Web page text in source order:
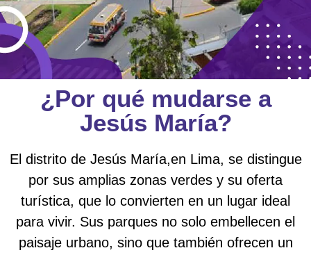
¿Por qué mudarse a
Jesús María?
El distrito de Jesús María,en Lima, se distingue
por sus amplias zonas verdes y su oferta
turística, que lo convierten en un lugar ideal
para vivir. Sus parques no solo embellecen el
paisaje urbano, sino que también ofrecen un